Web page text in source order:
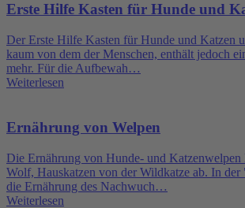
Erste Hilfe Kasten für Hunde und
Der Erste Hilfe Kasten für Hunde und Katzen
kaum von dem der Menschen, enthält jedoch
mehr. Für die Aufbewah…
Weiterlesen
Ernährung von Welpen
Die Ernährung von Hunde- und Katzenwelpen
Wolf, Hauskatzen von der Wildkatze ab. In
die Ernährung des Nachwuch…
Weiterlesen